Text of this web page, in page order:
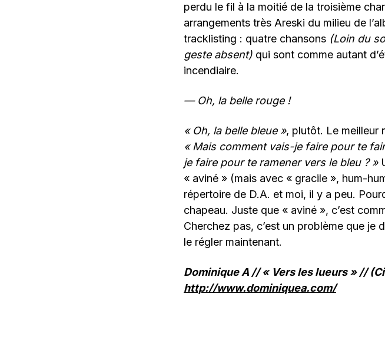
perdu le fil à la moitié de la troisième
arrangements très Areski du milieu de
tracklisting : quatre chansons (Loin du
geste absent) qui sont comme autant
incendiaire.
— Oh, la belle rouge !
« Oh, la belle bleue », plutôt. Le meilleur
« Mais comment vais-je faire pour te
je faire pour te ramener vers le bleu ? »
« aviné » (mais avec « gracile », hum-
répertoire de D.A. et moi, il y a peu.
chapeau. Juste que « aviné », c’est
Cherchez pas, c’est un problème que je
le régler maintenant.
Dominique A // « Vers les lueurs » //
http://www.dominiquea.com/